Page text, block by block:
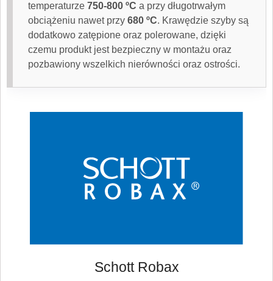
temperaturze 750-800 ºC a przy długotrwałym
obciążeniu nawet przy 680 ºC. Krawędzie szyby są
dodatkowo zatępione oraz polerowane, dzięki
czemu produkt jest bezpieczny w montażu oraz
pozbawiony wszelkich nierówności oraz ostrości.
Schott Robax